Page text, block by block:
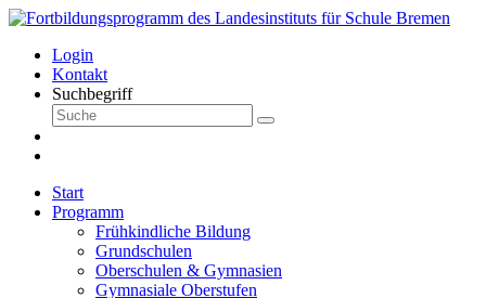
Login
Kontakt
Suchbegriff
Start
Programm
Frühkindliche Bildung
Grundschulen
Oberschulen & Gymnasien
Gymnasiale Oberstufen